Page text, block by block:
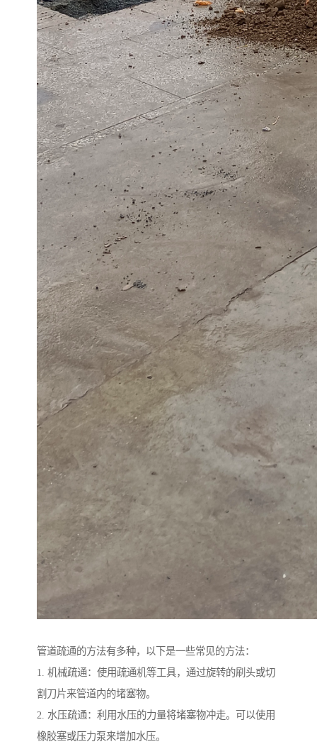
管道疏通的方法有多种，以下是一些常见的方法：
1. 机械疏通：使用疏通机等工具，通过旋转的刷头或切
割刀片来管道内的堵塞物。
2. 水压疏通：利用水压的力量将堵塞物冲走。可以使用
橡胶塞或压力泵来增加水压。